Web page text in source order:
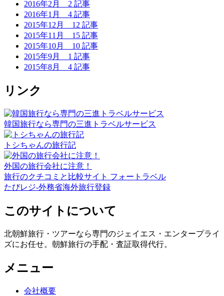
2016年2月 2 記事
2016年1月 4 記事
2015年12月 12 記事
2015年11月 15 記事
2015年10月 10 記事
2015年9月 1 記事
2015年8月 4 記事
リンク
韓国旅行なら専門の三進トラベルサービス
トシちゃんの旅行記
外国の旅行会社に注意！
旅行のクチコミと比較サイト フォートラベル
たびレジ-外務省海外旅行登録
このサイトについて
北朝鮮旅行・ツアーなら専門のジェイエス・エンタープライ
ズにお任せ。朝鮮旅行の手配・査証取得代行。
メニュー
会社概要